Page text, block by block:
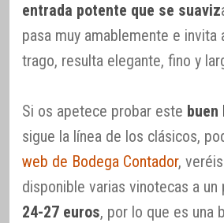
entrada potente que se suaviz
pasa muy amablemente e invita
trago, resulta elegante, fino y
Si os apetece probar este buen
sigue la línea de los clásicos,
web de Bodega Contador,
disponible varias vinotecas a un
24-27 euros, por lo que es una